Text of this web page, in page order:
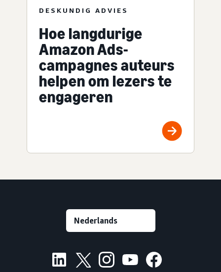
DESKUNDIG ADVIES
Hoe langdurige
Amazon Ads-
campagnes auteurs
helpen om lezers te
engageren